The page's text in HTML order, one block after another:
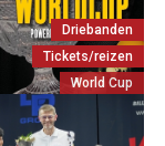
Driebanden
Tickets/reizen
World Cup